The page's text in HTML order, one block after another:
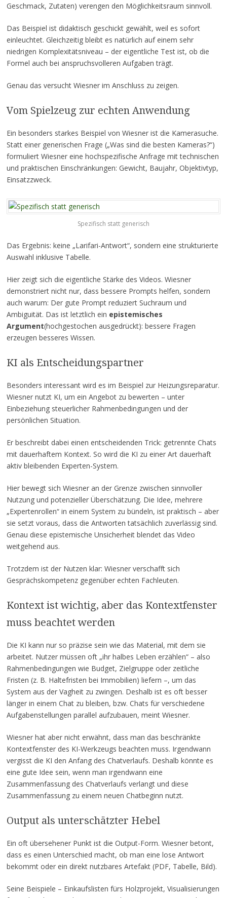
Geschmack, Zutaten) verengen den Möglichkeitsraum sinnvoll.
Das Beispiel ist didaktisch geschickt gewählt, weil es sofort
einleuchtet. Gleichzeitig bleibt es natürlich auf einem sehr
niedrigen Komplexitätsniveau – der eigentliche Test ist, ob die
Formel auch bei anspruchsvolleren Aufgaben trägt.
Genau das versucht Wiesner im Anschluss zu zeigen.
Vom Spielzeug zur echten Anwendung
Ein besonders starkes Beispiel von Wiesner ist die Kamerasuche.
Statt einer generischen Frage („Was sind die besten Kameras?“)
formuliert Wiesner eine hochspezifische Anfrage mit technischen
und praktischen Einschränkungen: Gewicht, Baujahr, Objektivtyp,
Einsatzzweck.
Spezifisch statt generisch
Das Ergebnis: keine „Larifari-Antwort“, sondern eine strukturierte
Auswahl inklusive Tabelle.
Hier zeigt sich die eigentliche Stärke des Videos. Wiesner
demonstriert nicht nur, dass bessere Prompts helfen, sondern
auch warum: Der gute Prompt reduziert Suchraum und
Ambiguität. Das ist letztlich ein epistemisches
Argument(hochgestochen ausgedrückt): bessere Fragen
erzeugen besseres Wissen.
KI als Entscheidungspartner
Besonders interessant wird es im Beispiel zur Heizungsreparatur.
Wiesner nutzt KI, um ein Angebot zu bewerten – unter
Einbeziehung steuerlicher Rahmenbedingungen und der
persönlichen Situation.
Er beschreibt dabei einen entscheidenden Trick: getrennte Chats
mit dauerhaftem Kontext. So wird die KI zu einer Art dauerhaft
aktiv bleibenden Experten-System.
Hier bewegt sich Wiesner an der Grenze zwischen sinnvoller
Nutzung und potenzieller Überschätzung. Die Idee, mehrere
„Expertenrollen“ in einem System zu bündeln, ist praktisch – aber
sie setzt voraus, dass die Antworten tatsächlich zuverlässig sind.
Genau diese epistemische Unsicherheit blendet das Video
weitgehend aus.
Trotzdem ist der Nutzen klar: Wiesner verschafft sich
Gesprächskompetenz gegenüber echten Fachleuten.
Kontext ist wichtig, aber das Kontextfenster
muss beachtet werden
Die KI kann nur so präzise sein wie das Material, mit dem sie
arbeitet. Nutzer müssen oft „ihr halbes Leben erzählen“ – also
Rahmenbedingungen wie Budget, Zielgruppe oder zeitliche
Fristen (z. B. Haltefristen bei Immobilien) liefern –, um das
System aus der Vagheit zu zwingen. Deshalb ist es oft besser
länger in einem Chat zu bleiben, bzw. Chats für verschiedene
Aufgabenstellungen parallel aufzubauen, meint Wiesner.
Wiesner hat aber nicht erwähnt, dass man das beschränkte
Kontextfenster des KI-Werkzeugs beachten muss. Irgendwann
vergisst die KI den Anfang des Chatverlaufs. Deshalb könnte es
eine gute Idee sein, wenn man irgendwann eine
Zusammenfassung des Chatverlaufs verlangt und diese
Zusammenfassung zu einem neuen Chatbeginn nutzt.
Output als unterschätzter Hebel
Ein oft übersehener Punkt ist die Output-Form. Wiesner betont,
dass es einen Unterschied macht, ob man eine lose Antwort
bekommt oder ein direkt nutzbares Artefakt (PDF, Tabelle, Bild).
Seine Beispiele – Einkaufslisten fürs Holzprojekt, Visualisierungen